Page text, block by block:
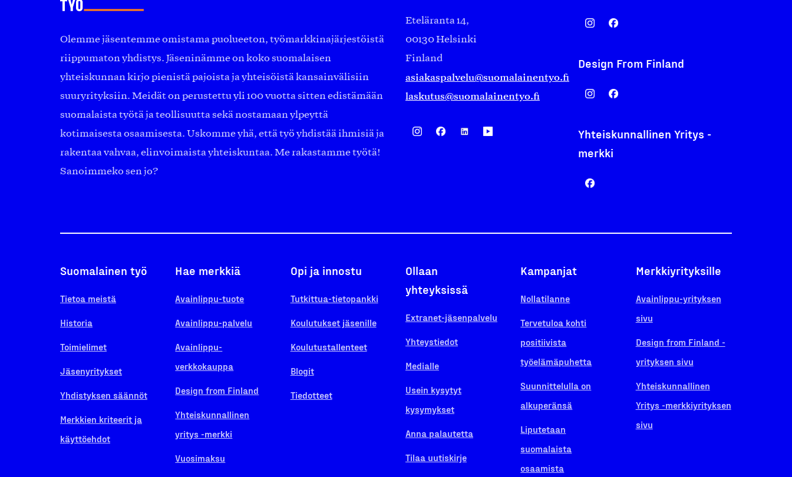
Olemme jäsentemme omistama puolueeton, työmarkkinajärjestöistä
riippumaton yhdistys. Jäseninämme on koko suomalaisen
yhteiskunnan kirjo pienistä pajoista ja yhteisöistä kansainvälisiin
suuryrityksiin. Meidät on perustettu yli 100 vuotta sitten edistämään
suomalaista työtä ja teollisuutta sekä nostamaan ylpeyttä
kotimaisesta osaamisesta. Uskomme yhä, että työ yhdistää ihmisiä ja
rakentaa vahvaa, elinvoimaista yhteiskuntaa. Me rakastamme työtä!
Sanoimmeko sen jo?
Eteläranta 14,
00130 Helsinki
Finland
asiakaspalvelu@suomalainentyo.fi
laskutus@suomalainentyo.fi
Design From Finland
Yhteiskunnallinen Yritys -
merkki
Suomalainen työ
Tietoa meistä
Historia
Toimielimet
Jäsenyritykset
Yhdistyksen säännöt
Merkkien kriteerit ja
käyttöehdot
Hae merkkiä
Avainlippu-tuote
Avainlippu-palvelu
Avainlippu-
verkkokauppa
Design from Finland
Yhteiskunnallinen
yritys -merkki
Vuosimaksu
Opi ja innostu
Tutkittua-tietopankki
Koulutukset jäsenille
Koulutustallenteet
Blogit
Tiedotteet
Ollaan
yhteyksissä
Extranet-jäsenpalvelu
Yhteystiedot
Medialle
Usein kysytyt
kysymykset
Anna palautetta
Tilaa uutiskirje
Kampanjat
Nollatilanne
Tervetuloa kohti
positiivista
työelämäpuhetta
Suunnittelulla on
alkuperänsä
Liputetaan
suomalaista
osaamista
Merkkiyrityksille
Avainlippu-yrityksen
sivu
Design from Finland -
yrityksen sivu
Yhteiskunnallinen
Yritys -merkkiyrityksen
sivu